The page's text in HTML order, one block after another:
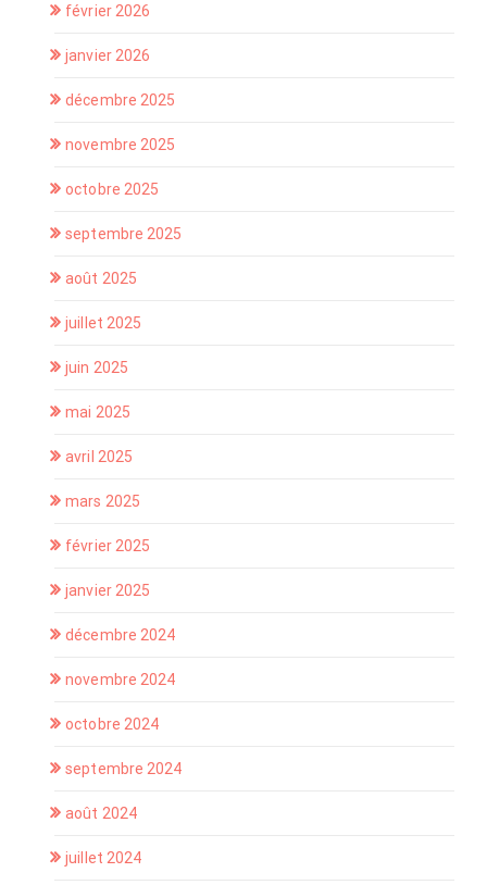
février 2026
janvier 2026
décembre 2025
novembre 2025
octobre 2025
septembre 2025
août 2025
juillet 2025
juin 2025
mai 2025
avril 2025
mars 2025
février 2025
janvier 2025
décembre 2024
novembre 2024
octobre 2024
septembre 2024
août 2024
juillet 2024